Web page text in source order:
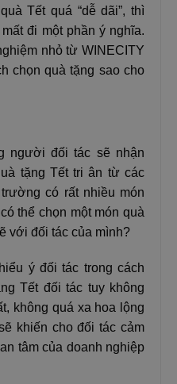
Tết quá “dễ dãi”, thì
đi một phần ý nghĩa.
nhỏ từ WINECITY
chọn quà tặng sao cho
người đối tác sẽ nhận
tặng Tết tri ân từ các
có rất nhiều món
thể chọn một món quà
với đối tác của mình?
ý đối tác trong cách
Tết đối tác tuy không
không quá xa hoa lộng
khiến cho đối tác cảm
tâm của doanh nghiệp